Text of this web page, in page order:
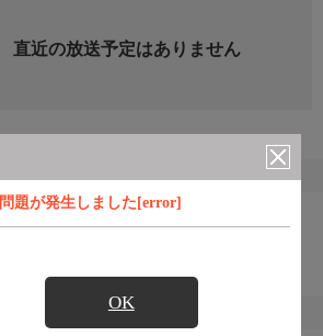
題が発生しました[error]
OK
直近の放送予定はありません
すめ番組